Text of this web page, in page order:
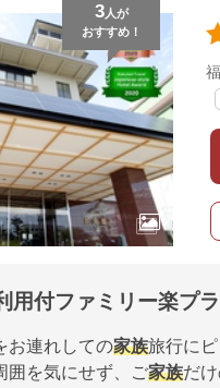
3人が
おすすめ！
用付ファミリー楽プ
お連れしての家族旅行に
囲を気にせず、ご家族だ